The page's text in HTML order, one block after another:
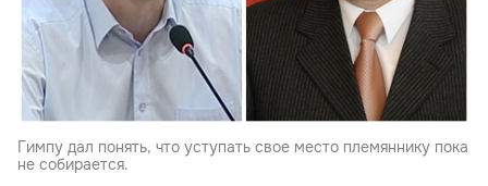
Гимпу дал понять, что уступать свое место племяннику пока
не собирается.